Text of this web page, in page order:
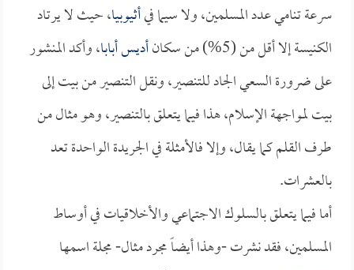
سرعة تنامي عدد المسلمين، ولا سيما فيأثيوبيا، حيث لا يرتاد
الكنيسة إلا أقل من (5%) من سكان
أديس أبابا، وأكد المنشور
على ضرورة السعي الجاد للتنصير، ونقل التنصير من بيت إلى
بيت لمواجهة الإسلام، هذا فيما يتعلق بالتنصير، وهو مثال من
طرف القلم كما يقال، وإلا فالأمثلة في الجريدة الواحدة تعد
بالعشرات.
أما فيما يتعلق بالسلوك الاجتماعي والأخلاقيات في أوساط
المسلمين، فقد نشرت -وهذا أيضاً مجرد مثال- مجلة اسمها